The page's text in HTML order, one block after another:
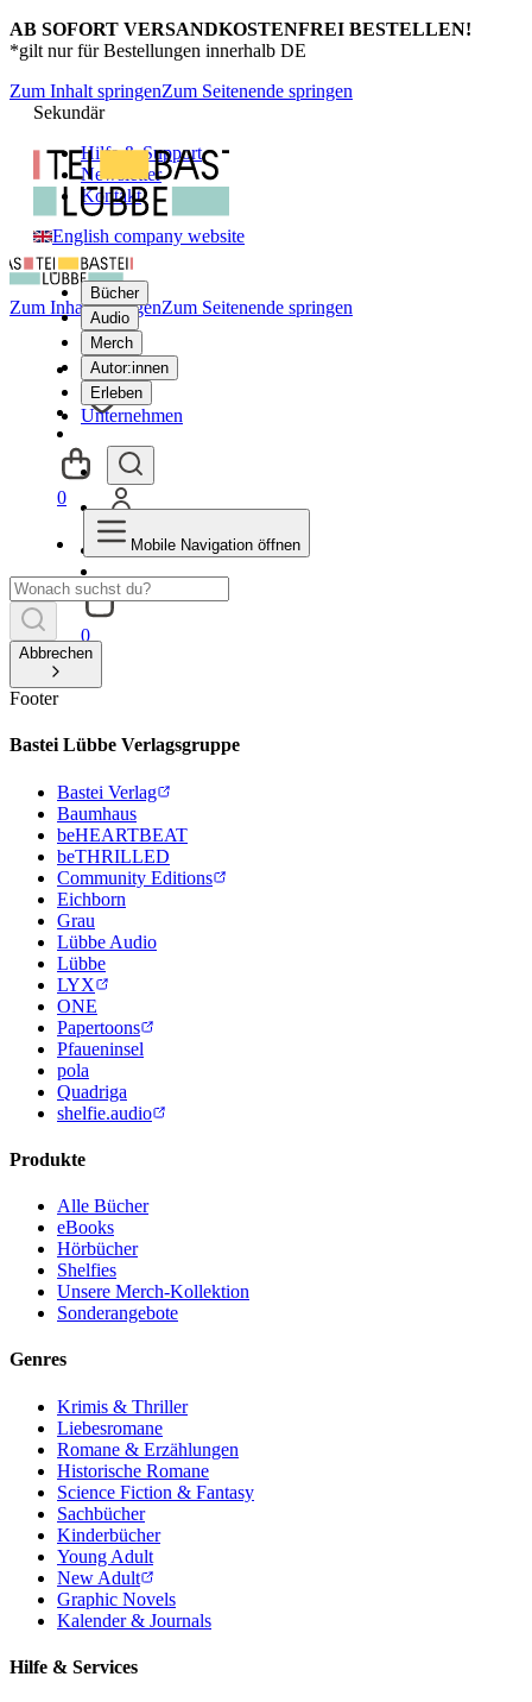
AB SOFORT VERSANDKOSTENFREI BESTELLEN!
*gilt nur für Bestellungen innerhalb DE
Zum Inhalt springenZum Seitenende springen
Sekundär
Hilfe & Support
Newsletter
Kontakt
English company website
Bücher
Audio
Merch
Autor:innen
Erleben
Unternehmen
0
Zum Inhalt springenZum Seitenende springen
0
Mobile Navigation öffnen
Abbrechen
Footer
Bastei Lübbe Verlagsgruppe
Bastei Verlag
Baumhaus
beHEARTBEAT
beTHRILLED
Community Editions
Eichborn
Grau
Lübbe Audio
Lübbe
LYX
ONE
Papertoons
Pfaueninsel
pola
Quadriga
shelfie.audio
Produkte
Alle Bücher
eBooks
Hörbücher
Shelfies
Unsere Merch-Kollektion
Sonderangebote
Genres
Krimis & Thriller
Liebesromane
Romane & Erzählungen
Historische Romane
Science Fiction & Fantasy
Sachbücher
Kinderbücher
Young Adult
New Adult
Graphic Novels
Kalender & Journals
Hilfe & Services